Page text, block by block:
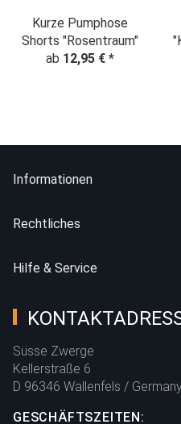
Kurze Pumphose
Shorts "Rosentraum"
ab 12,95 € *
Informationen
Rechtliches
Hilfe & Service
Süsse Zwerge
Kellerstraße 6
D 96346 Wallenfels /
GESCHÄFTSZEITEN: